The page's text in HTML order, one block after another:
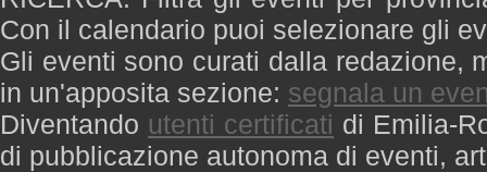
Con il calendario puoi selezionare gli
Gli eventi sono curati dalla redazione,
in un'apposita sezione: segnala un
Diventando utenti certificati di Emilia-
di pubblicazione autonoma di eventi,